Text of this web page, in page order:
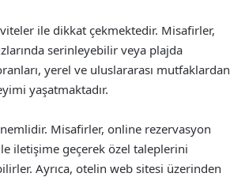
ile dikkat çekmektedir. Misafirler,
serinleyebilir veya plajda
yerel ve uluslararası mutfaklardan
yaşatmaktadır.
Misafirler, online rezervasyon
iletişime geçerek özel taleplerini
Ayrıca, otelin web sitesi üzerinden